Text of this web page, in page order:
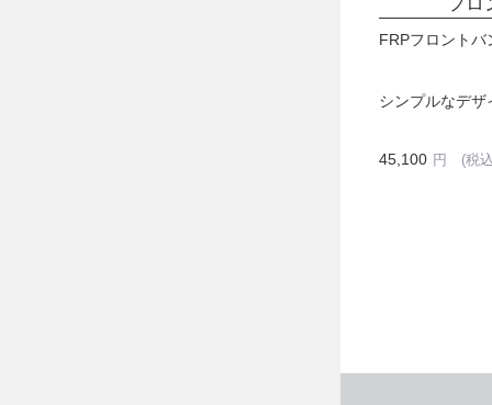
FRPフロントバ
シンプルなデザ
45,100 円 (税